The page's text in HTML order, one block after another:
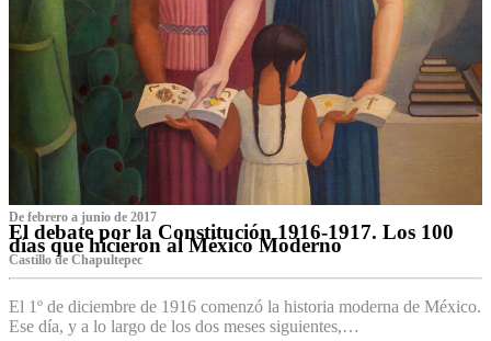
De febrero a junio de 2017
El debate por la Constitución 1916-1917. Los 100
días que hicieron al México Moderno
Castillo de Chapultepec
El 1º de diciembre de 1916 comenzó la historia moderna de México.
Ese día, y a lo largo de los dos meses siguientes,…